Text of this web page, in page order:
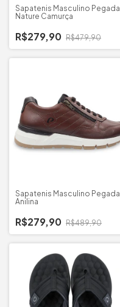
Sapatenis Masculino Pegada
Nature Camurça
R$279,90 R$479,90
Sapatenis Masculino Pegada
Anilina
R$279,90 R$489,90